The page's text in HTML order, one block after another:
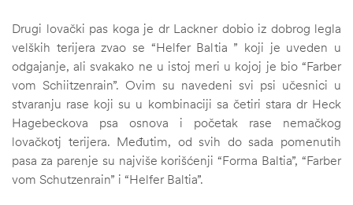
Drugi lovački pas koga je dr Lackner dobio iz dobrog legla
velških terijera zvao se “Helfer Baltia ” koji je uveden u
odgajanje, ali svakako ne u istoj meri u kojoj je bio “Farber
vom Schiitzenrain”. Ovim su navedeni svi psi učesnici u
stvaranju rase koji su u kombinaciji sa četiri stara dr Heck
Hagebeckova psa osnova i početak rase nemačkog
lovačkotj terijera. Međutim, od svih do sada pomenutih
pasa za parenje su najviše korišćenji “Forma Baltia”, “Farber
vom Schutzenrain” i “Helfer Baltia”.